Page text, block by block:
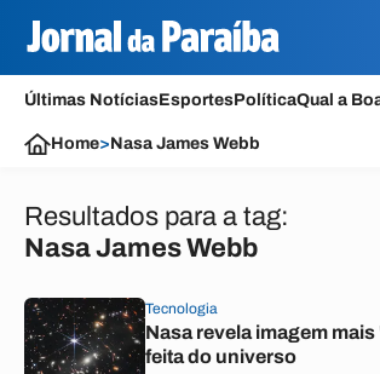
Últimas NotíciasEsportesPolíticaQual a
Home>Nasa James Webb
Resultados para a tag:
Nasa James Webb
Tecnologia
Nasa revela imagem
feita do universo